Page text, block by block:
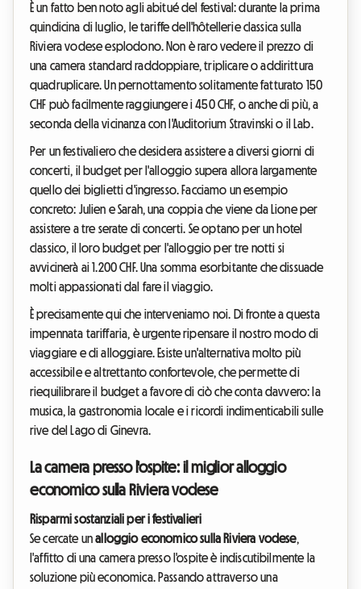
È un fatto ben noto agli abitué del festival: durante la prima
quindicina di luglio, le tariffe dell'hôtellerie classica sulla
Riviera vodese esplodono. Non è raro vedere il prezzo di
una camera standard raddoppiare, triplicare o addirittura
quadruplicare. Un pernottamento solitamente fatturato 150
CHF può facilmente raggiungere i 450 CHF, o anche di più, a
seconda della vicinanza con l'Auditorium Stravinski o il Lab.
Per un festivaliero che desidera assistere a diversi giorni di
concerti, il budget per l'alloggio supera allora largamente
quello dei biglietti d'ingresso. Facciamo un esempio
concreto: Julien e Sarah, una coppia che viene da Lione per
assistere a tre serate di concerti. Se optano per un hotel
classico, il loro budget per l'alloggio per tre notti si
avvicinerà ai 1.200 CHF. Una somma esorbitante che dissuade
molti appassionati dal fare il viaggio.
È precisamente qui che interveniamo noi. Di fronte a questa
impennata tariffaria, è urgente ripensare il nostro modo di
viaggiare e di alloggiare. Esiste un'alternativa molto più
accessibile e altrettanto confortevole, che permette di
riequilibrare il budget a favore di ciò che conta davvero: la
musica, la gastronomia locale e i ricordi indimenticabili sulle
rive del Lago di Ginevra.
La camera presso l'ospite: il miglior alloggio
economico sulla Riviera vodese
Risparmi sostanziali per i festivalieri
Se cercate unalloggio economico sulla Riviera vodese,
l'affitto di una camera presso l'ospite è indiscutibilmente la
soluzione più economica. Passando attraverso una